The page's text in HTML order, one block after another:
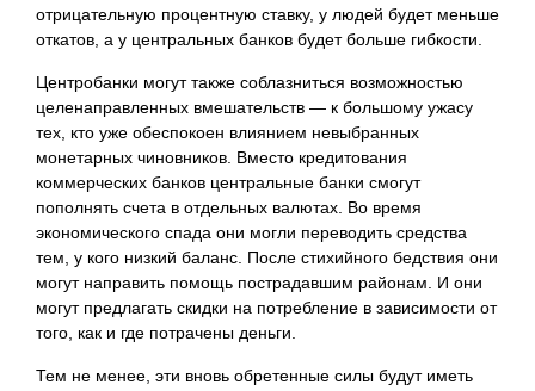
отрицательную процентную ставку, у людей будет меньше
откатов, а у центральных банков будет больше гибкости.
Центробанки могут также соблазниться возможностью
целенаправленных вмешательств — к большому ужасу
тех, кто уже обеспокоен влиянием невыбранных
монетарных чиновников. Вместо кредитования
коммерческих банков центральные банки смогут
пополнять счета в отдельных валютах. Во время
экономического спада они могли переводить средства
тем, у кого низкий баланс. После стихийного бедствия они
могут направить помощь пострадавшим районам. И они
могут предлагать скидки на потребление в зависимости от
того, как и где потрачены деньги.
Тем не менее, эти вновь обретенные силы будут иметь